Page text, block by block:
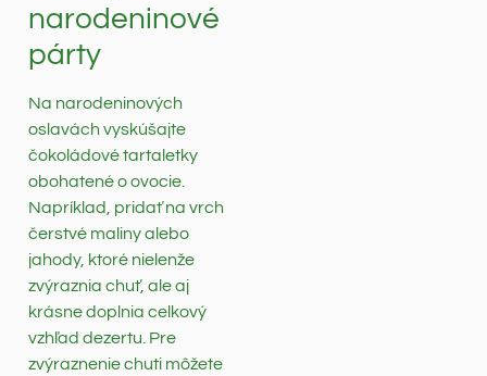
narodeninové
párty
Na narodeninových
oslavách vyskúšajte
čokoládové tartaletky
obohatené o ovocie.
Napríklad, pridať na vrch
čerstvé maliny alebo
jahody, ktoré nielenže
zvýraznia chuť, ale aj
krásne doplnia celkový
vzhľad dezertu. Pre
zvýraznenie chuti môžete